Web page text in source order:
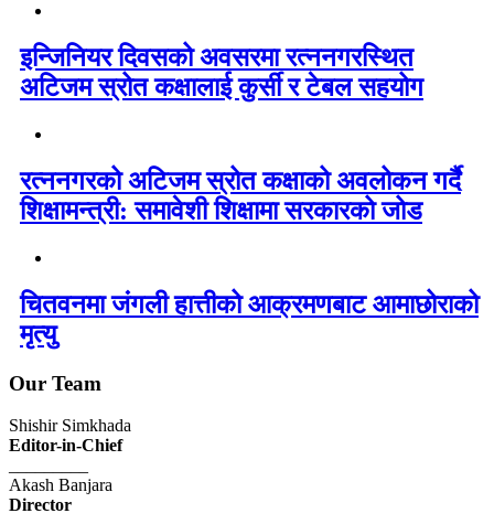
इन्जिनियर दिवसको अवसरमा रत्ननगरस्थित
अटिजम स्रोत कक्षालाई कुर्सी र टेबल सहयोग
रत्ननगरको अटिजम स्रोत कक्षाको अवलोकन गर्दै
शिक्षामन्त्री: समावेशी शिक्षामा सरकारको जोड
चितवनमा जंगली हात्तीको आक्रमणबाट आमाछोराको
मृत्यु
Our Team
Shishir Simkhada
Editor-in-Chief
Akash Banjara
Director